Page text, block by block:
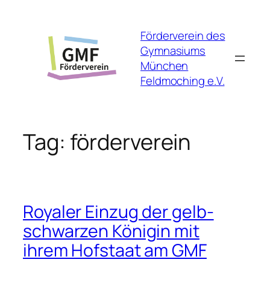
Förderverein des
Gymnasiums
München
Feldmoching e.V.
Tag: förderverein
Royaler Einzug der gelb-
schwarzen Königin mit
ihrem Hofstaat am GMF